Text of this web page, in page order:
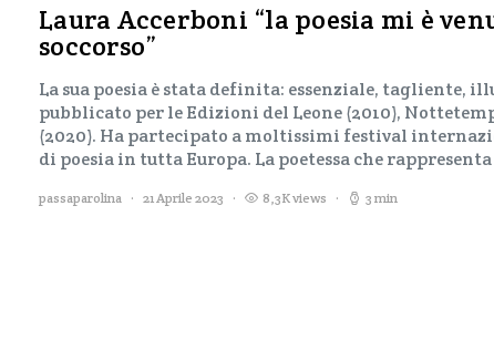
Laura Accerboni “la poesia mi è
soccorso”
La sua poesia è stata definita: essenziale, tagliente,
pubblicato per le Edizioni del Leone (2010),
(2020). Ha partecipato a moltissimi festival
di poesia in tutta Europa. La poetessa che
passaparolina 21 Aprile 2023 8,3K views 3 min